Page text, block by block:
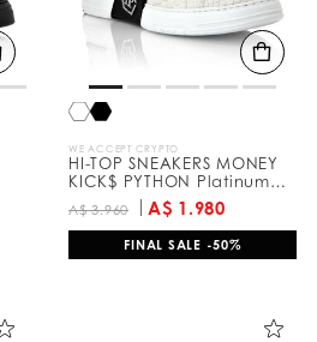
WE ACCEPT CRYPTO
HI-TOP SNEAKERS MONEY
KICK$ PYTHON Platinum
HEXAGON
A$ 3.960 A$ 1.980
FINAL SALE -50%